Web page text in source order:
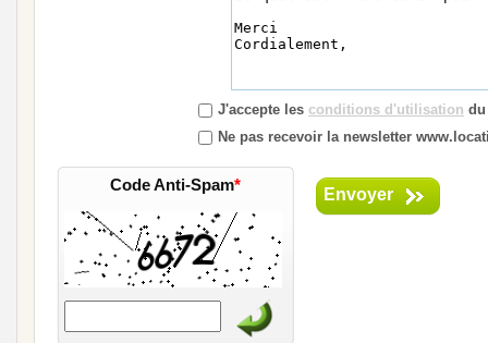
J'accepte les conditions d'utilisation
Ne pas recevoir la newsletter
Code Anti-Spam* Envoyer